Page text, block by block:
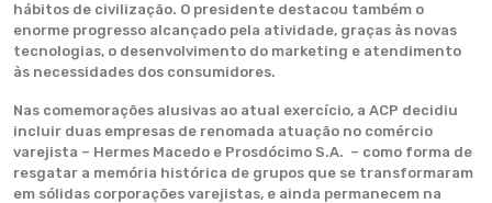
hábitos de civilização. O presidente destacou também o
enorme progresso alcançado pela atividade, graças às novas
tecnologias, o desenvolvimento do marketing e atendimento
às necessidades dos consumidores.
Nas comemorações alusivas ao atual exercício, a ACP decidiu
incluir duas empresas de renomada atuação no comércio
varejista – Hermes Macedo e Prosdócimo S.A. – como forma de
resgatar a memória histórica de grupos que se transformaram
em sólidas corporações varejistas, e ainda permanecem na